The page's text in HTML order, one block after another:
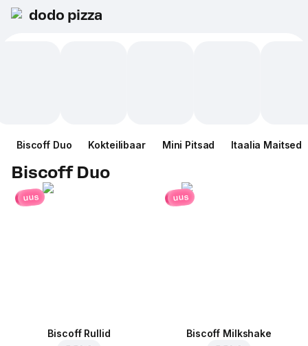
dodo pizza
Biscoff Duo Kokteilibaar Mini Pitsad Itaalia Maitsed
Biscoff Duo
uus
Biscoff Rullid
uus
Biscoff Milkshake